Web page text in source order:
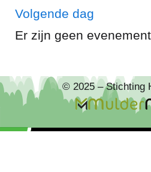
Volgende dag
Er zijn geen
© 2025 – Stichting